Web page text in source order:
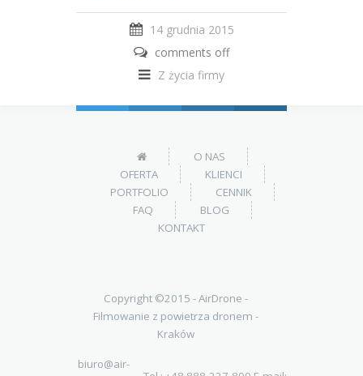
14 grudnia 2015
comments off
Z życia firmy
O NAS
OFERTA
KLIENCI
PORTFOLIO
CENNIK
FAQ
BLOG
KONTAKT
Copyright ©2015 -AirDrone -
Filmowanie z powietrza dronem -
Kraków
biuro@air-